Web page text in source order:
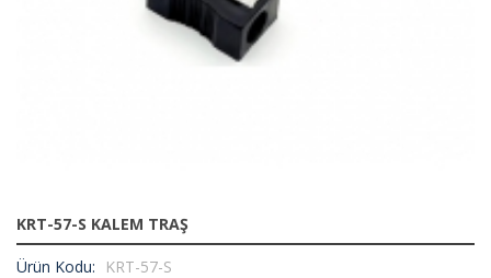
KRT-57-S KALEM TRAŞ
Ürün Kodu: KRT-57-S